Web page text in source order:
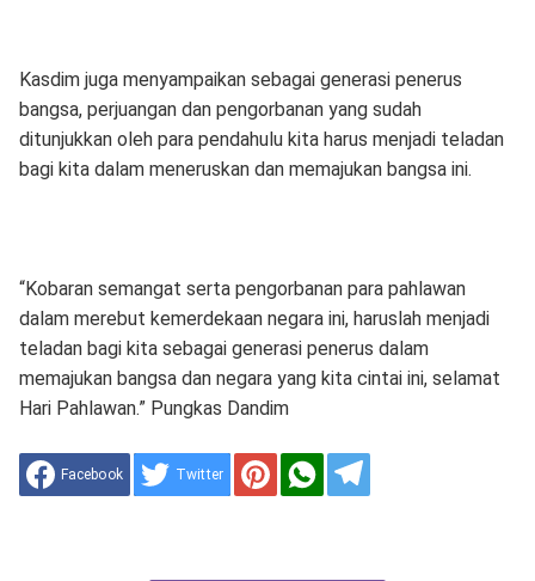
Kasdim juga menyampaikan sebagai generasi penerus
bangsa, perjuangan dan pengorbanan yang sudah
ditunjukkan oleh para pendahulu kita harus menjadi teladan
bagi kita dalam meneruskan dan memajukan bangsa ini.
“Kobaran semangat serta pengorbanan para pahlawan
dalam merebut kemerdekaan negara ini, haruslah menjadi
teladan bagi kita sebagai generasi penerus dalam
memajukan bangsa dan negara yang kita cintai ini, selamat
Hari Pahlawan.” Pungkas Dandim
Facebook Twitter